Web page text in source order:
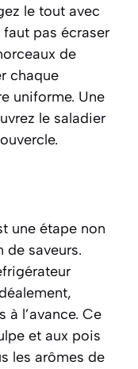
le tout avec
pas écraser
de
chaque
uniforme. Une
le saladier
une étape non
de saveurs.
à l’avance. Ce
et aux pois
les arômes de